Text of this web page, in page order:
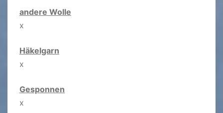
andere Wolle
x
Häkelgarn
x
Gesponnen
x